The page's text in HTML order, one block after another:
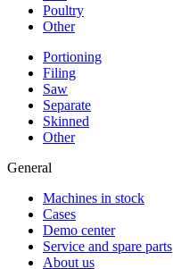
Poultry
Other
Portioning
Filing
Saw
Separate
Skinned
Other
General
Machines in stock
Cases
Demo center
Service and spare parts
About us